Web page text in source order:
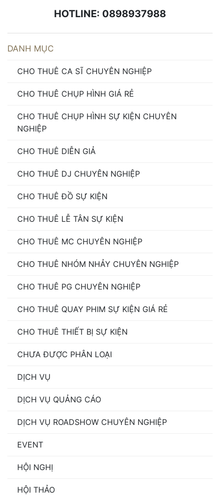
HOTLINE: 0898937988
DANH MỤC
CHO THUÊ CA SĨ CHUYÊN NGHIỆP
CHO THUÊ CHỤP HÌNH GIÁ RẺ
CHO THUÊ CHỤP HÌNH SỰ KIỆN CHUYÊN
NGHIỆP
CHO THUÊ DIỄN GIẢ
CHO THUÊ DJ CHUYÊN NGHIỆP
CHO THUÊ ĐỒ SỰ KIỆN
CHO THUÊ LỄ TÂN SỰ KIỆN
CHO THUÊ MC CHUYÊN NGHIỆP
CHO THUÊ NHÓM NHẢY CHUYÊN NGHIỆP
CHO THUÊ PG CHUYÊN NGHIỆP
CHO THUÊ QUAY PHIM SỰ KIỆN GIÁ RẺ
CHO THUÊ THIẾT BỊ SỰ KIỆN
CHƯA ĐƯỢC PHÂN LOẠI
DỊCH VỤ
DỊCH VỤ QUẢNG CÁO
DỊCH VỤ ROADSHOW CHUYÊN NGHIỆP
EVENT
HỘI NGHỊ
HỘI THẢO